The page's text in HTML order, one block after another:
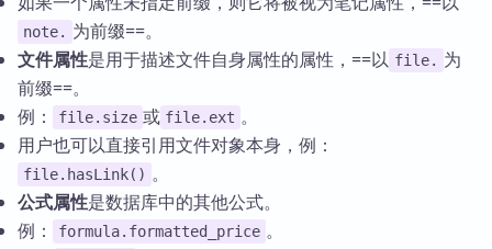
note. 为前缀==。
文件属性是用于描述文件自身属性的属性，==以 file. 为
前缀==。
例：
file.size 或 file.ext 。
用户也可以直接引用文件对象本身，例：
file.hasLink() 。
公式属性是数据库中的其他公式。
例：
formula.formatted_price 。